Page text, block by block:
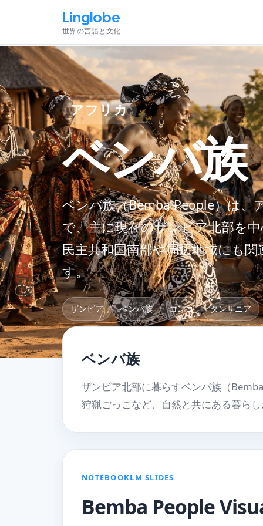
Linglobe
世界の言語と文化
アフリカ
ベンバ族
ベンバ族（Bemba People）は、
で、主に現在のザンビア北部を
民主共和国南部や周辺地域にも
す。
ザンビア ベンバ族 コンゴ タンザニア
ベンバ族
ザンビア北部に暮らすベンバ族（
狩猟ごっこなど、自然と共にある暮ら
NOTEBOOKLM SLIDES
Bemba People